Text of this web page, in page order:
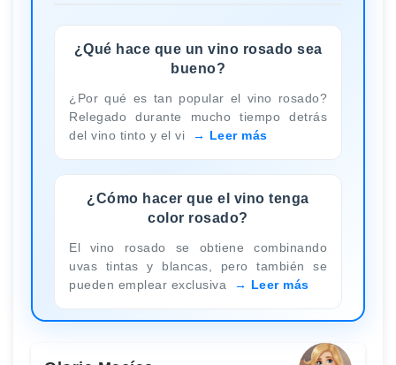
¿Qué hace que un vino rosado sea
bueno?
¿Por qué es tan popular el vino rosado?
Relegado durante mucho tiempo detrás
del vino tinto y el vi
Leer más
¿Cómo hacer que el vino tenga
color rosado?
El vino rosado se obtiene combinando
uvas tintas y blancas, pero también se
pueden emplear exclusiva
Leer más